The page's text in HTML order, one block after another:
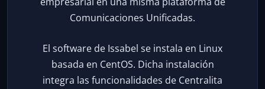
Comunicaciones Unificadas.
El software de Issabel se instala en Linux
basada en CentOS. Dicha instalación
integra las funcionalidades de Centralita